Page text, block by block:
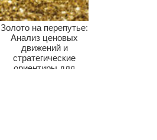
Золото на перепутье:
Анализ ценовых
движений и
стратегические
ориентиры для